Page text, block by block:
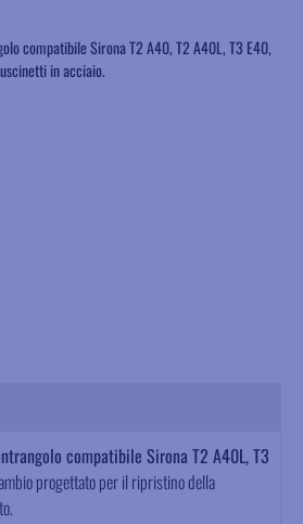
compatibile Sirona T2 A40, T2 A40L, T3 E40,
in acciaio.
compatibile Sirona T2 A40L, T3
progettato per il ripristino della